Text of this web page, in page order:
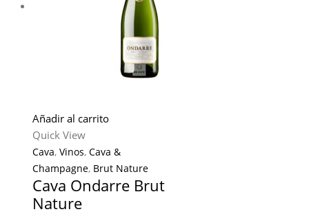
Añadir al carrito
Quick View
Cava, Vinos, Cava &
Champagne, Brut Nature
Cava Ondarre Brut
Nature